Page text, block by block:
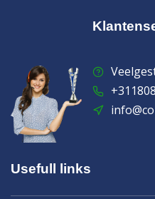
Usefull links